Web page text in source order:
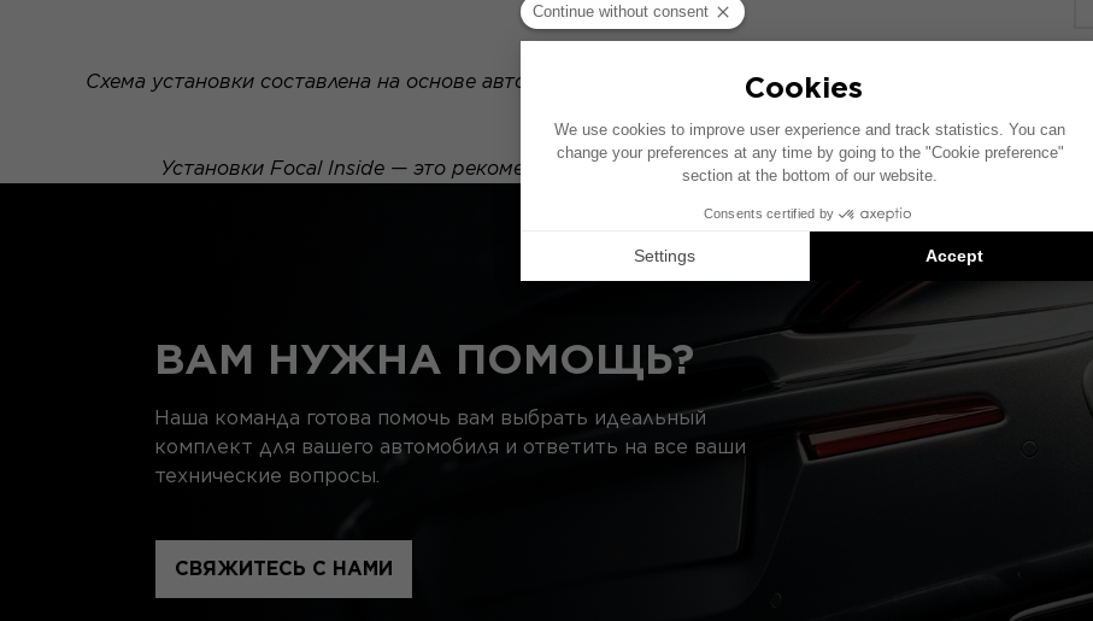
Схема установки составлена на основе автомобиля с заводской аудиосистемой. Если в вашем
Установки Focal Inside — это рекомендации совместимых продуктов: каждый элемент
ВАМ НУЖНА ПОМОЩЬ?
Наша команда готова помочь вам выбрать идеальный
комплект для вашего автомобиля и ответить на все ваши
технические вопросы.
СВЯЖИТЕСЬ С НАМИ